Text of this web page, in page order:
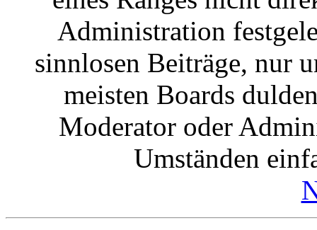
Administration
sinnlosen Beiträge, nur
meisten Boards
Moderator oder
Umständen